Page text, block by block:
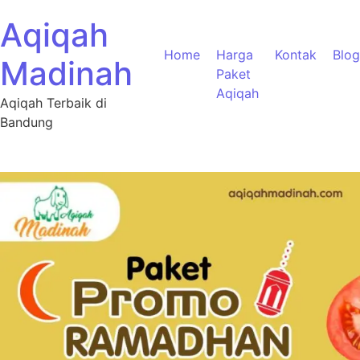
Aqiqah
Madinah
Aqiqah Terbaik di
Bandung
Home
Harga
Paket
Aqiqah
Kontak Blog